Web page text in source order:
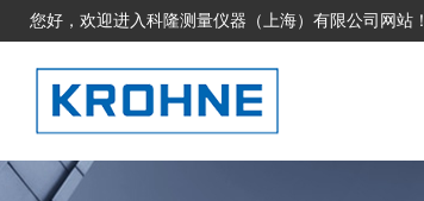
您好，欢迎进入科隆测量仪器（上海）有限公司网站！